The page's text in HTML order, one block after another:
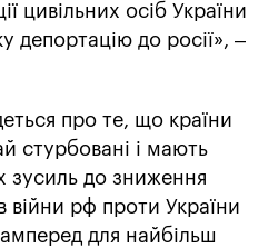
цивільних осіб України
депортацію до росії», –
про те, що країни
стурбовані і мають
зусиль до зниження
війни рф проти України
для найбільш